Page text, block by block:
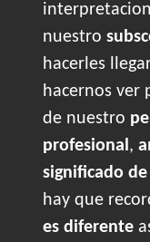
nuestro
hacerles
hacernos ver
de nuestro
profesional,
significado
hay que
es diferente